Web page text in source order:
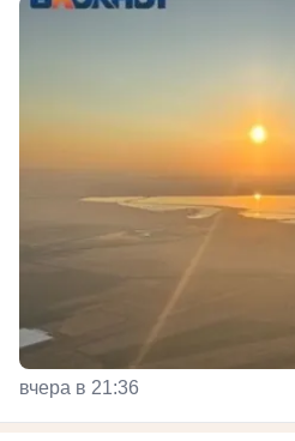
вчера в 21:36